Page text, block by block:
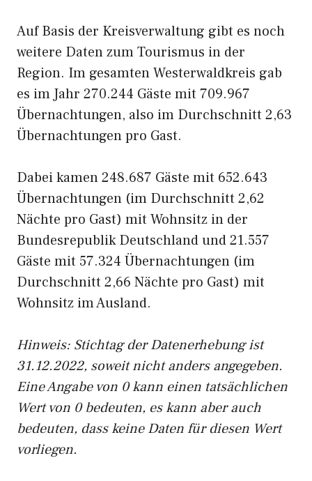
Auf Basis der Kreisverwaltung gibt es noch
weitere Daten zum Tourismus in der
Region. Im gesamten Westerwaldkreis gab
es im Jahr 270.244 Gäste mit 709.967
Übernachtungen, also im Durchschnitt 2,63
Übernachtungen pro Gast.
Dabei kamen 248.687 Gäste mit 652.643
Übernachtungen (im Durchschnitt 2,62
Nächte pro Gast) mit Wohnsitz in der
Bundesrepublik Deutschland und 21.557
Gäste mit 57.324 Übernachtungen (im
Durchschnitt 2,66 Nächte pro Gast) mit
Wohnsitz im Ausland.
Hinweis: Stichtag der Datenerhebung ist
31.12.2022, soweit nicht anders angegeben.
Eine Angabe von 0 kann einen tatsächlichen
Wert von 0 bedeuten, es kann aber auch
bedeuten, dass keine Daten für diesen Wert
vorliegen.